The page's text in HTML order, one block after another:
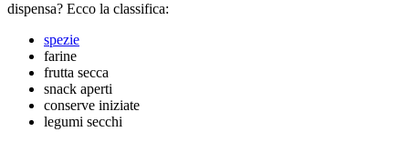
dispensa? Ecco la classifica:
spezie
farine
frutta secca
snack aperti
conserve iniziate
legumi secchi